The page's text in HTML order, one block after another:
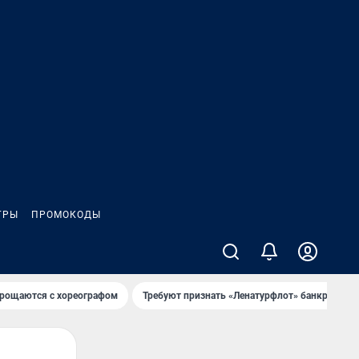
ПРОМОКОДЫ
с хореографом Требуют признать «Ленатурфлот» банкротом